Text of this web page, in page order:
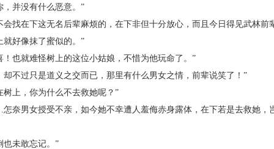
并没有什么恶意。”
在下这无名后辈麻烦的，在下非但十分放心，而且今日得见武林前
好像抹了蜜似的。”
就难怪树上的这位小姑娘，不惜为他玩命了。”
过只是道义之交而已，那里有什么男女之情，前辈说笑了！”
上，你为什么不去救她呢？”
女授受不亲，如今她不幸遭人羞侮赤身露体，在下若是去救她，
未敢忘记。”